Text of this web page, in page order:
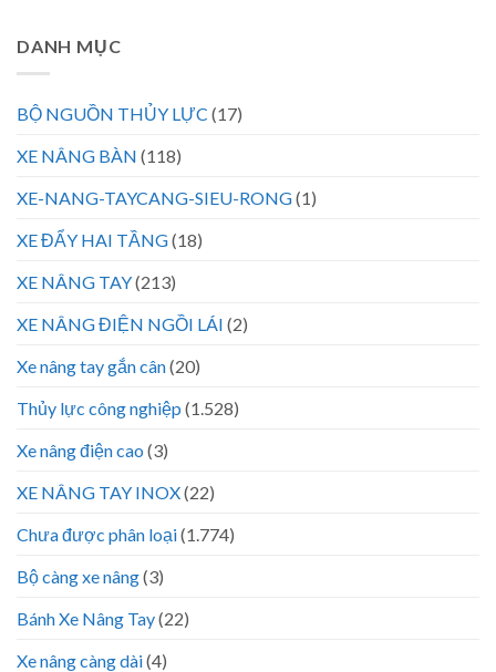
DANH MỤC
BỘ NGUỒN THỦY LỰC (17)
XE NÂNG BÀN (118)
XE-NANG-TAYCANG-SIEU-RONG(1)
XE ĐẨY HAI TẦNG(18)
XE NÂNG TAY(213)
XE NÂNG ĐIỆN NGỒI LÁI (2)
Xe nâng tay gắn cân(20)
Thủy lực công nghiệp (1.528)
Xe nâng điện cao (3)
XE NÂNG TAY INOX(22)
Chưa được phân loại(1.774)
Bộ càng xe nâng(3)
Bánh Xe Nâng Tay(22)
Xe nâng càng dài(4)